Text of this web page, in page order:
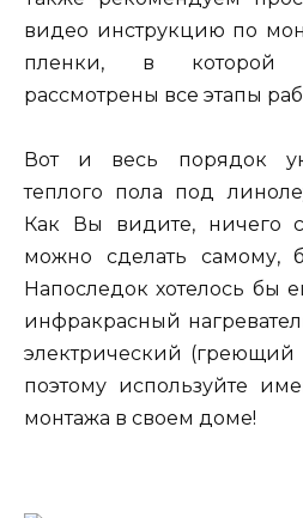
видео инструкцию по
пленки, в которой
рассмотрены все этапы
Вот и весь порядок
теплого пола под
Как Вы видите, ничего
можно сделать самому,
Напоследок хотелось бы
инфракрасный
электрический (греющий
поэтому используйте
монтажа в своем доме!